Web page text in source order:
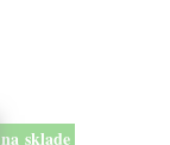
na sklade